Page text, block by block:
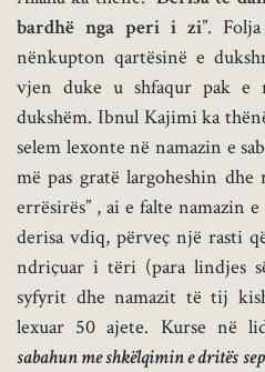
bardhë nga peri i zi”.
nënkupton qartësinë e
vjen duke u shfaqur pak e
dukshëm. Ibnul Kajimi ka
selem lexonte në namazin e
më pas gratë largoheshin
errësirës” , ai e falte namazin
derisa vdiq, përveç një rasti
ndriçuar i tëri (para lindjes
syfyrit dhe namazit të tij
lexuar 50 ajete. Kurse në
sabahun me shkëlqimin e dritës